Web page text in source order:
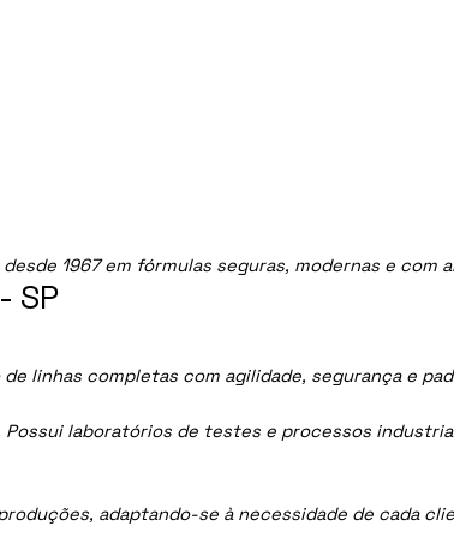
1967 em fórmulas seguras, modernas e com
linhas completas com agilidade, segurança e
laboratórios de testes e processos
adaptando-se à necessidade de cada
SP